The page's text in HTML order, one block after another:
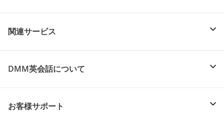
関連サービス
DMM英会話について
お客様サポート